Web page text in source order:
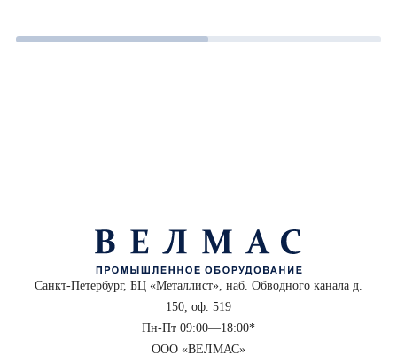
Санкт-Петербург, БЦ «Металлист», наб. Обводного канала д.
150, оф. 519
Пн-Пт 09:00—18:00*
ООО «ВЕЛМАС»